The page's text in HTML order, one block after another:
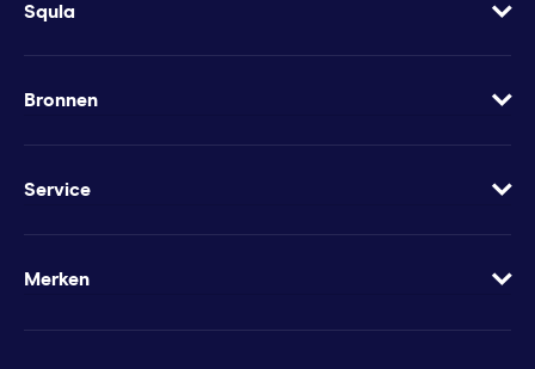
Squla
Over
Vacatures
Bronnen
Blog
Werkbladen
Service
Veelgestelde vragen
Wachtwoord vergeten
Merken
Futurewhiz